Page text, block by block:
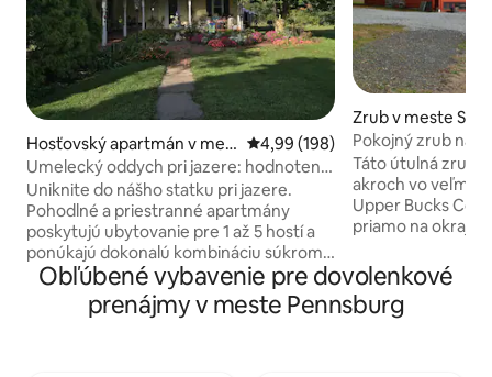
Hosťovský apartmán v mes
te Souderton
Priemerné ohodnotenie 4,99 z
4,99 (198)
Umelecký oddych pri jazere: hodnotenia
snovej vane
Uniknite do nášho statku pri jazere.
Pohodlné a priestranné apartmány
poskytujú ubytovanie pre 1 až 5 hostí a
ponúkajú dokonalú kombináciu súkromia
a bezbariérovosti. Nachádza sa na
veľkorysom pozemku, kde sa cítite ako
na inom svete, a pritom je len pár minút
Zrub v meste
Pokojný zrub na
vidieckom Upper
Táto útulná zrub
akroch vo veľmi
Upper Bucks
priamo na okraji
sú lode a
kamennú pláž k
vychutnajte
Obľúbené vybavenie pre dovolenkové
prenájmy v meste Pennsburg